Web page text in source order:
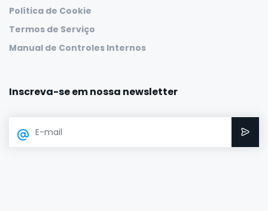
Política de Cookie
Termos de Serviço
Manual de Controles Internos
Inscreva-se em nossa newsletter